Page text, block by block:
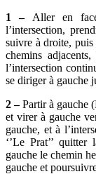
1 –Aller en face
l’intersection,
suivre à droite, puis
chemins
l’intersection
se diriger à gauche
2 –Partir à gauche
et virer à gauche
gauche, et à
‘’Le Prat’’
gauche le chemin
gauche et